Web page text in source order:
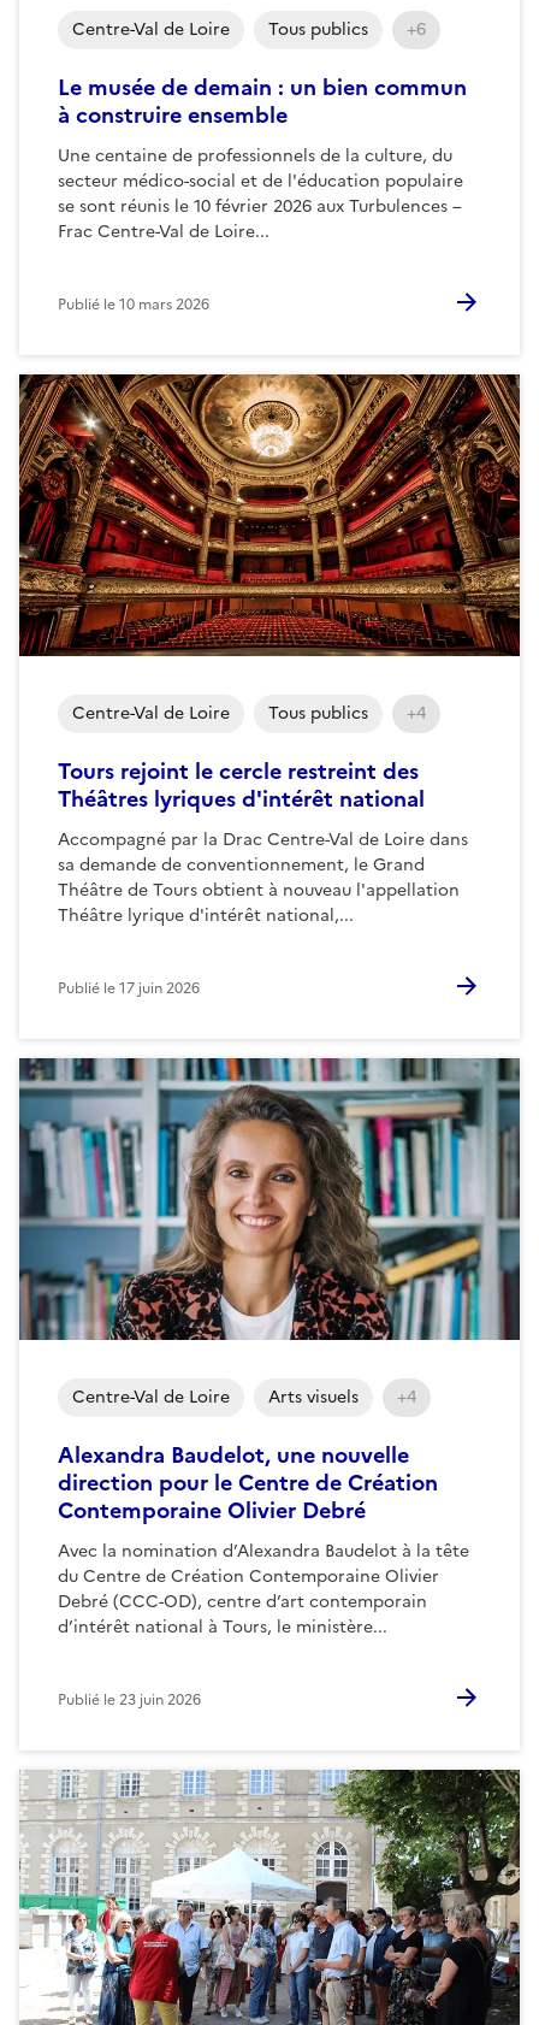
Le musée de demain : un bien commun
à construire ensemble
Une centaine de professionnels de la culture, du
secteur médico-social et de l'éducation populaire
se sont réunis le 10 février 2026 aux Turbulences –
Frac Centre-Val de Loire...
Centre-Val de Loire Tous publics +6
Publié le10 mars 2026
Tours rejoint le cercle restreint des
Théâtres lyriques d'intérêt national
Accompagné par la Drac Centre-Val de Loire dans
sa demande de conventionnement, le Grand
Théâtre de Tours obtient à nouveau l'appellation
Théâtre lyrique d'intérêt national,...
Centre-Val de Loire Tous publics +4
Publié le17 juin 2026
Alexandra Baudelot, une nouvelle
direction pour le Centre de Création
Contemporaine Olivier Debré
Avec la nomination d’Alexandra Baudelot à la tête
du Centre de Création Contemporaine Olivier
Debré (CCC-OD), centre d’art contemporain
d’intérêt national à Tours, le ministère...
Centre-Val de Loire Arts visuels +4
Publié le23 juin 2026